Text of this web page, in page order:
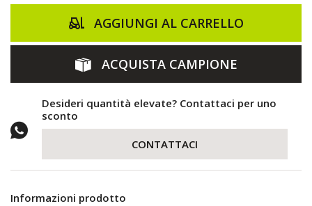
AGGIUNGI AL CARRELLO
ACQUISTA CAMPIONE
Desideri quantità elevate? Contattaci per uno
sconto
CONTATTACI
Informazioni prodotto